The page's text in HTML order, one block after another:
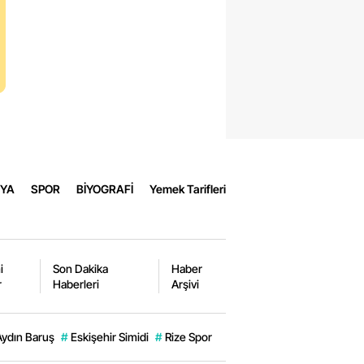
SPOR BİYOGRAFİ Yemek Tarifleri
Son Dakika
Haberleri
Haber
Arşivi
Baruş # Eskişehir Simidi # Rize Spor